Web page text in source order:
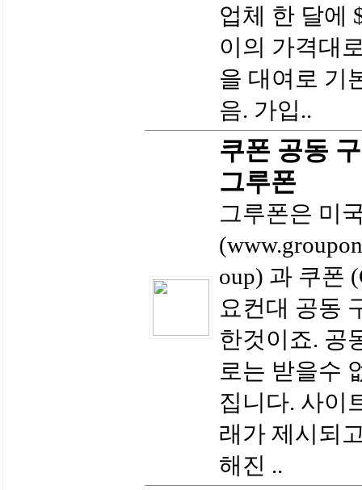
업체 한 달에
이의 가격대
을 대여로 기
음. 가입..
쿠폰 공동
그루폰
그루폰은 미
oup) 과 쿠폰
요컨대 공동
한것이죠. 공
로는 받을수
집니다. 사이
래가 제시되
해진 ..